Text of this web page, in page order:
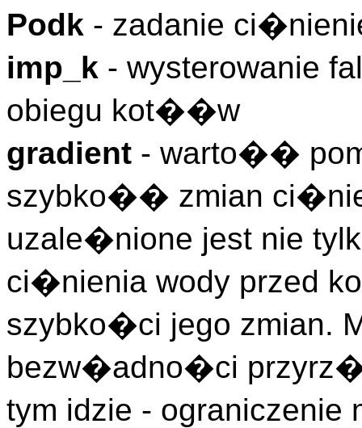
Podk - zadanie
imp_k - wysterowanie
obiegu kot��w
gradient - warto��
szybko�� zmian
uzale�nione jest nie
ci�nienia wody przed
szybko�ci jego zmian.
bezw�adno�ci
tym idzie -